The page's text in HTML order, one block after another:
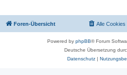
Foren-Übersicht Alle Cookies
Powered by phpBB® Forum
Deutsche Übersetzung
Datenschutz|